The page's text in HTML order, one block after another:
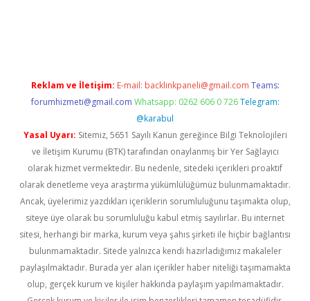
Reklam ve İletişim: E-mail: backlinkpaneli@gmail.com Teams:
forumhizmeti@gmail.com Whatsapp: 0262 606 0 726 Telegram:
@karabul
Yasal Uyarı: Sitemiz, 5651 Sayılı Kanun gereğince Bilgi Teknolojileri
ve İletişim Kurumu (BTK) tarafından onaylanmış bir Yer Sağlayıcı
olarak hizmet vermektedir. Bu nedenle, sitedeki içerikleri proaktif
olarak denetleme veya araştırma yükümlülüğümüz bulunmamaktadır.
Ancak, üyelerimiz yazdıkları içeriklerin sorumluluğunu taşımakta olup,
siteye üye olarak bu sorumluluğu kabul etmiş sayılırlar. Bu internet
sitesi, herhangi bir marka, kurum veya şahıs şirketi ile hiçbir bağlantısı
bulunmamaktadır. Sitede yalnızca kendi hazırladığımız makaleler
paylaşılmaktadır. Burada yer alan içerikler haber niteliği taşımamakta
olup, gerçek kurum ve kişiler hakkında paylaşım yapılmamaktadır.